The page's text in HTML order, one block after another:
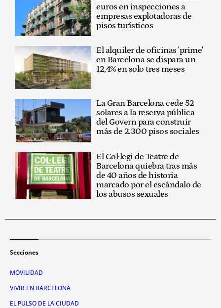
euros en inspecciones a
empresas explotadoras de
pisos turísticos
El alquiler de oficinas 'prime'
en Barcelona se dispara un
12,4% en solo tres meses
La Gran Barcelona cede 52
solares a la reserva pública
del Govern para construir
más de 2.300 pisos sociales
El Col·legi de Teatre de
Barcelona quiebra tras más
de 40 años de historia
marcado por el escándalo de
los abusos sexuales
Secciones
MOVILIDAD
VIVIR EN BARCELONA
EL PULSO DE LA CIUDAD